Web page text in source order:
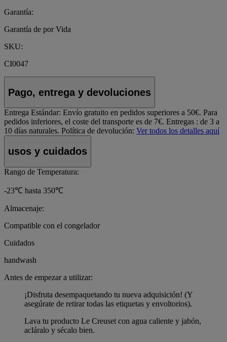
Garantía:
Garantía de por Vida
SKU:
CI0047
Pago, entrega y devoluciones
Entrega Estándar: Envío gratuito en pedidos superiores a 50€. Para
pedidos inferiores, el coste del transporte es de 7€. Entregas : de 3 a
10 días naturales. Política de devolución: Ver todos los detalles aquí
usos y cuidados
Rango de Temperatura:
-23℃ hasta 350℃
Almacenaje:
Compatible con el congelador
Cuidados
handwash
Antes de empezar a utilizar:
¡Disfruta desempaquetando tu nueva adquisición! (Y
asegúrate de retirar todas las etiquetas y envoltorios).
Lava tu producto Le Creuset con agua caliente y jabón,
acláralo y sécalo bien.